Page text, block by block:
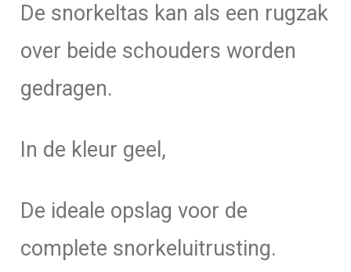
De snorkeltas kan als een rugzak
over beide schouders worden
gedragen.
In de kleur geel,
De ideale opslag voor de
complete snorkeluitrusting.